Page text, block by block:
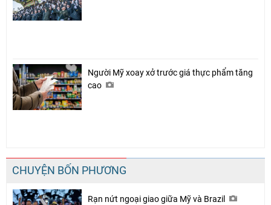
Người Mỹ xoay xở trước giá thực phẩm tăng
cao
CHUYỆN BỐN PHƯƠNG
Rạn nứt ngoại giao giữa Mỹ và Brazil